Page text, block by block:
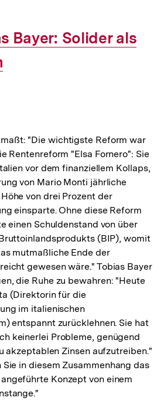
Bayer: Solider als
"Die wichtigste Reform war
Rentenreform "Elsa Fornero": Sie
vor dem finanziellem Kollaps,
von Mario Monti jährliche
von drei Prozent der
einsparte. Ohne diese Reform
einen Schuldenstand von über
(BIP), womit
mutmaßliche Ende der
gewesen wäre." Tobias Bayer
die Ruhe zu bewahren: "Heute
(Direktorin für die
im italienischen
entspannt zurücklehnen. Sie hat
keinerlei Probleme, genügend
akzeptablen Zinsen aufzutreiben."
in diesem Zusammenhang das
Konzept von einem